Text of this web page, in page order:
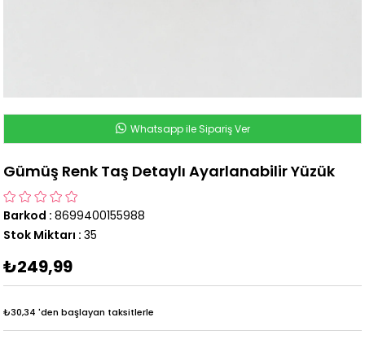
Whatsapp ile Sipariş Ver
Gümüş Renk Taş Detaylı Ayarlanabilir Yüzük
Barkod : 8699400155988
Stok Miktarı : 35
₺249,99
₺30,34 'den başlayan taksitlerle